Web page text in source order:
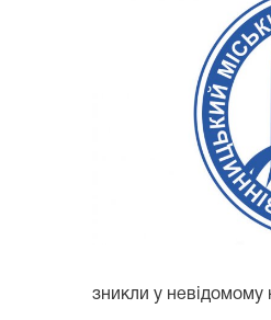
зникли у невідомому